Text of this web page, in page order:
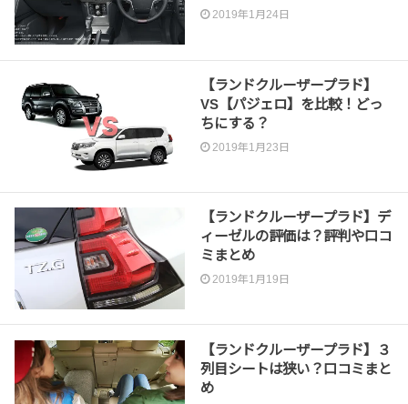
2019年1月24日
【ランドクルーザープラド】
VS【パジェロ】を比較！どっ
ちにする？
2019年1月23日
【ランドクルーザープラド】デ
ィーゼルの評価は？評判や口コ
ミまとめ
2019年1月19日
【ランドクルーザープラド】３
列目シートは狭い？口コミまと
め